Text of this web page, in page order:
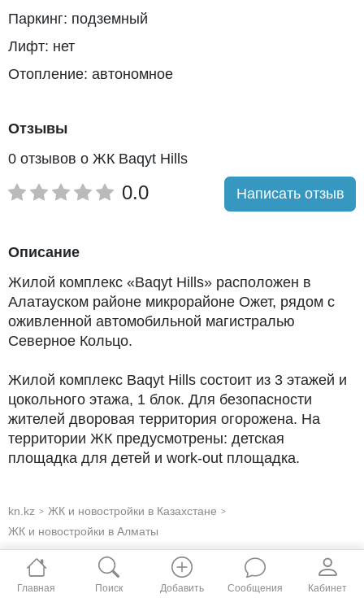
Паркинг: подземный
Лифт: нет
Отопление: автономное
Отзывы
0 отзывов о ЖК Baqyt Hills
0.0 Написать отзыв
Описание
Жилой комплекс «Baqyt Hills» расположен в
Алатауском районе микрорайоне Ожет, рядом с
оживленной автомобильной магистралью
Северное Кольцо.
Жилой комплекс Baqyt Hills состоит из 3 этажей и
цокольного этажа, 1 блок. Для безопасности
жителей дворовая территория огорожена. На
территории ЖК предусмотрены: детская
площадка для детей и work-out площадка.
kn.kz > ЖК и новостройки в Казахстане >
ЖК и новостройки в Алматы
Главная Поиск Добавить Сообщения Кабинет